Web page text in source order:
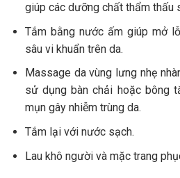
giúp các dưỡng chất thẩm thấu
Tắm bằng nước ấm giúp mở
sâu vi khuẩn trên da.
Massage da vùng lưng nhẹ
sử dụng bàn chải hoặc bông
mụn gây nhiễm trùng da.
Tắm lại với nước sạch.
Lau khô người và mặc trang